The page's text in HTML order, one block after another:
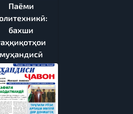
Паёми
бахши
муҳандисӣ